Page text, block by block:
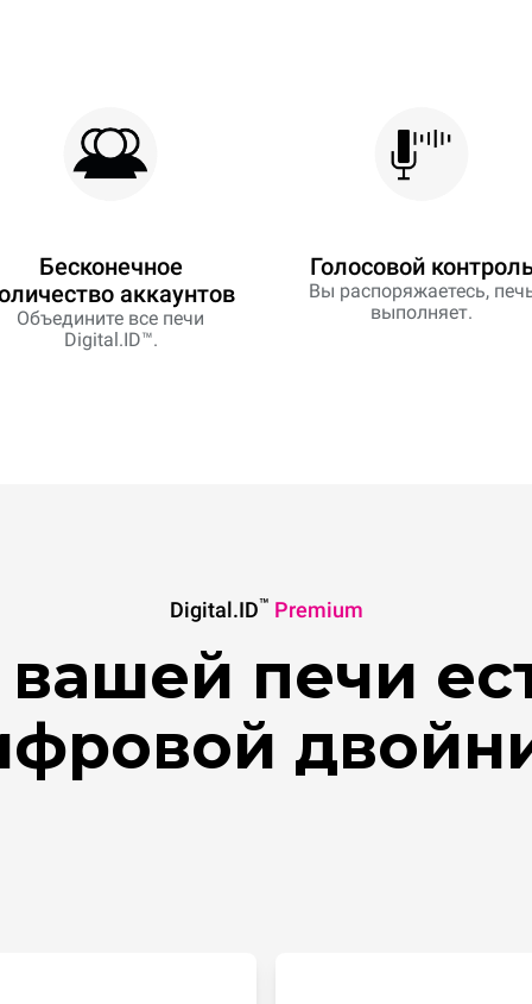
Бесконечное
аккаунтов
Объедините все печи
Digital.ID™.
Голосовой
Вы распоряжаетесь,
выполняет.
Digital.ID™ Premium
печи